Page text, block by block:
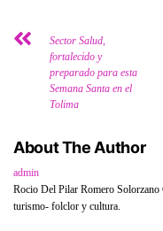
Sector Salud,
fortalecido y
preparado para esta
Semana Santa en el
Tolima
About The Author
admin
Rocio Del Pilar Romero
turismo- folclor y cultura.